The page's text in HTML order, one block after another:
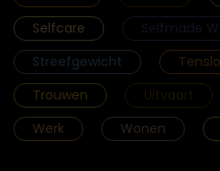
Selfcare
Selfmade
Streefgewicht
Trouwen
Uitvaart
Werk
Wonen